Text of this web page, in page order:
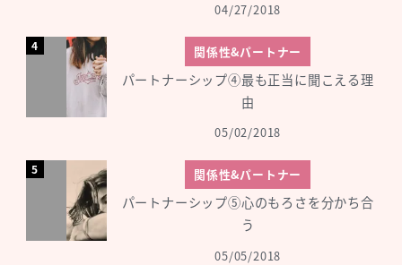
04/27/2018
関係性&パートナー
パートナーシップ④最も正当に聞こえる理
由
05/02/2018
関係性&パートナー
パートナーシップ⑤心のもろさを分かち合
う
05/05/2018